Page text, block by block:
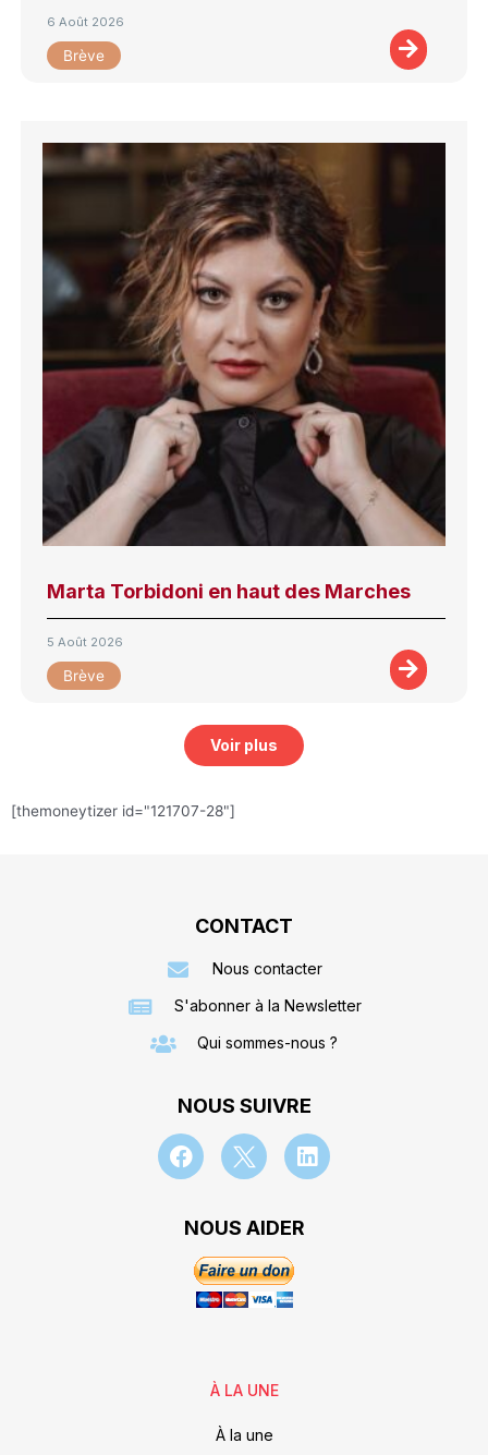
6 Août 2026
Brève
Marta Torbidoni en haut des Marches
5 Août 2026
Brève
Voir plus
[themoneytizer id="121707-28"]
CONTACT
Nous contacter
S'abonner à la Newsletter
Qui sommes-nous ?
NOUS SUIVRE
NOUS AIDER
À LA UNE
À la une